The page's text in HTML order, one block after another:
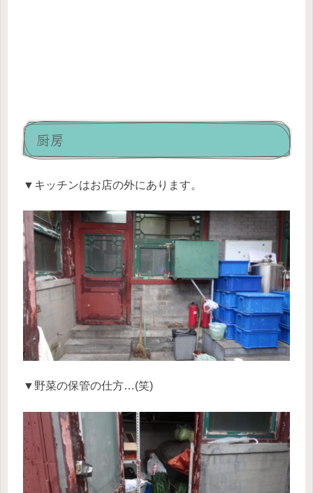
厨房
▼キッチンはお店の外にあります。
▼野菜の保管の仕方…(笑)